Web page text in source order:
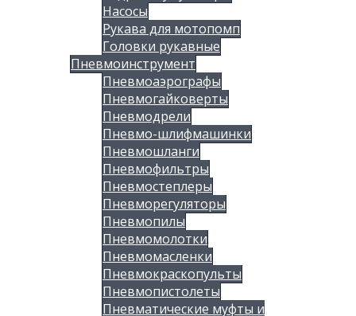
Насосы
Рукава для мотопомп
Головки рукавные
Пневмоинструмент
Пневмоаэрографы
Пневмогайковерты
Пневмодрели
Пневмо-шлифмашинки
Пневмошланги
Пневмофильтры
Пневмостеплеры
Пневморегуляторы
Пневмопилы
Пневмомолотки
Пневмомасленки
Пневмокраскопульты
Пневмопистолеты
Пневматические муфты и